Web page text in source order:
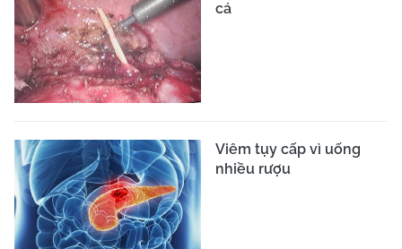
cá
Viêm tụy cấp vì uống
nhiều rượu